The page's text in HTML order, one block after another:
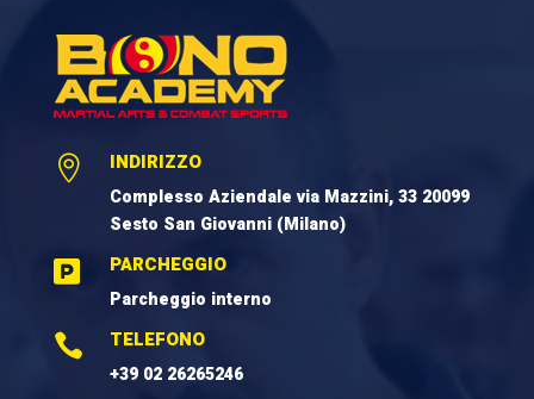
 INDIRIZZO
Complesso Aziendale via Mazzini, 33 20099
Sesto San Giovanni (Milano)
 PARCHEGGIO
Parcheggio interno
 TELEFONO
+39 02 26265246